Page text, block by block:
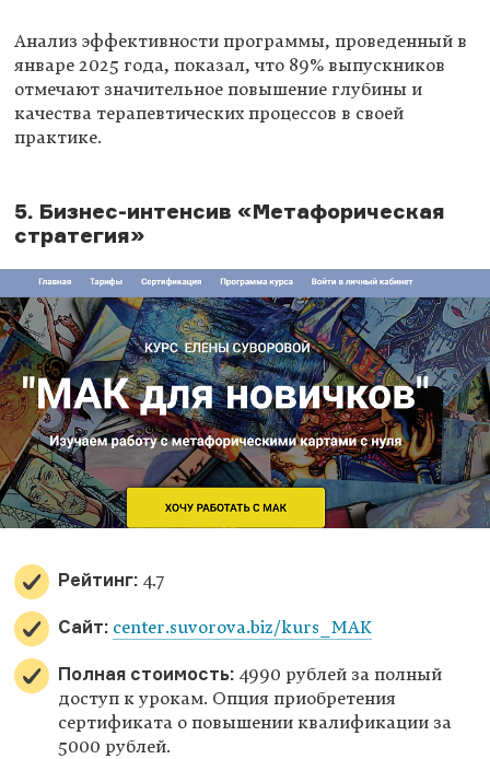
Анализ эффективности программы, проведенный в
январе 2025 года, показал, что 89% выпускников
отмечают значительное повышение глубины и
качества терапевтических процессов в своей
практике.
5. Бизнес-интенсив «Метафорическая
стратегия»
Рейтинг: 4.7
Сайт: center.suvorova.biz/kurs_MAK
Полная стоимость: 4990 рублей за полный
доступ к урокам. Опция приобретения
сертификата о повышении квалификации за
5000 рублей.